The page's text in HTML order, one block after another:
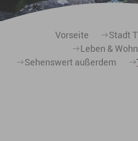
Vorseite
Stadt
Leben &
Sehenswert außerdem